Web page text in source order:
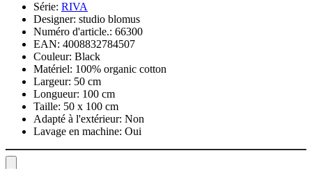
Série: RIVA
Designer: studio blomus
Numéro d'article.: 66300
EAN: 4008832784507
Couleur: Black
Matériel: 100% organic cotton
Largeur: 50 cm
Longueur: 100 cm
Taille: 50 x 100 cm
Adapté à l'extérieur: Non
Lavage en machine: Oui